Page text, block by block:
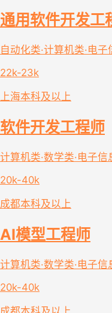
通用软件开发工
自动化类·计算机类·电
22k-23k
上海本科及以上
软件开发工程师
计算机类·数学类·电子信
20k-40k
成都本科及以上
AI模型工程师
计算机类·数学类·电子信
20k-40k